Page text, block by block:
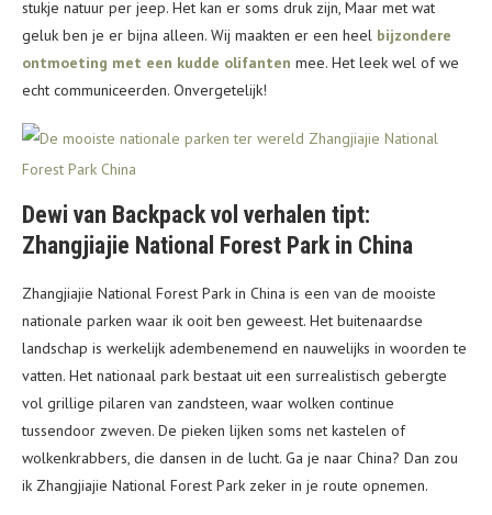
stukje natuur per jeep. Het kan er soms druk zijn, Maar met wat
geluk ben je er bijna alleen. Wij maakten er een heel bijzondere
ontmoeting met een kudde olifanten mee. Het leek wel of we
echt communiceerden. Onvergetelijk!
Dewi van Backpack vol verhalen tipt:
Zhangjiajie National Forest Park in China
Zhangjiajie National Forest Park in China is een van de mooiste
nationale parken waar ik ooit ben geweest. Het buitenaardse
landschap is werkelijk adembenemend en nauwelijks in woorden te
vatten. Het nationaal park bestaat uit een surrealistisch gebergte
vol grillige pilaren van zandsteen, waar wolken continue
tussendoor zweven. De pieken lijken soms net kastelen of
wolkenkrabbers, die dansen in de lucht. Ga je naar China? Dan zou
ik Zhangjiajie National Forest Park zeker in je route opnemen.